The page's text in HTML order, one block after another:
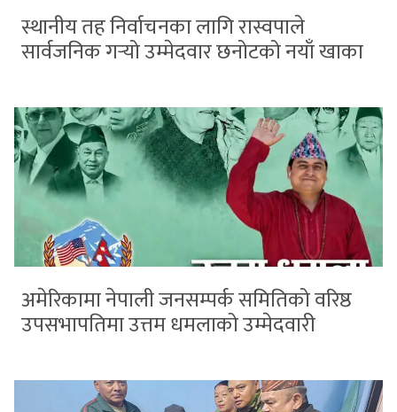
स्थानीय तह निर्वाचनका लागि रास्वपाले
सार्वजनिक गर्‍यो उम्मेदवार छनोटको नयाँ खाका
अमेरिकामा नेपाली जनसम्पर्क समितिको वरिष्ठ
उपसभापतिमा उत्तम धमलाको उम्मेदवारी